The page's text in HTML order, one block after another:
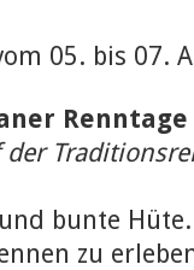
05. bis 07.
Renntage
bunte
zu